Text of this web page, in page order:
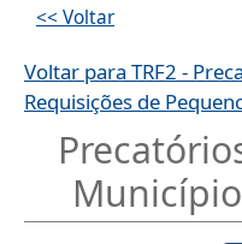
<< Voltar
Voltar para TRF2 -
Requisições de